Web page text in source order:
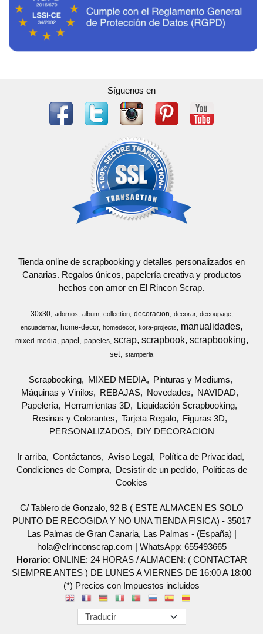
Síguenos en
Tienda online de scrapbooking y detalles personalizados en
Canarias. Regalos únicos, papelería creativa y productos
hechos con amor en El Rincon Scrap.
30x30 adornos album collection decoracion decorar
decoupage
encuadernar
home-decor homedecor kora-projects manualidades
mixed-media papel papeles scrap scrapbook scrapbooking
set stamperia
Scrapbooking MIXED MEDIA
Pinturas y Mediums
Máquinas y Vinilos
REBAJAS Novedades
NAVIDAD
Papelería
Herramientas 3D
Liquidación Scrapbooking
Resinas y Colorantes
Tarjeta Regalo
Figuras 3D
PERSONALIZADOS
DIY DECORACION
Ir arriba Contáctanos Aviso Legal
Política de Privacidad
Condiciones de Compra
Desistir de un pedido
Políticas de
Cookies
C/ Tablero de Gonzalo, 92 B ( ESTE ALMACEN ES SOLO
PUNTO DE RECOGIDA Y NO UNA TIENDA FISICA) - 35017
Las Palmas de Gran Canaria, Las Palmas - (España) |
hola@elrinconscrap.com | WhatsApp: 655493665
Horario: ONLINE: 24 HORAS / ALMACEN: ( CONTACTAR
SIEMPRE ANTES ) DE LUNES A VIERNES DE 16:00 A 18:00
(*) Precios con Impuestos incluidos